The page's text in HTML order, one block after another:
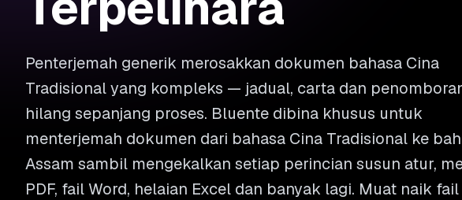
Penterjemah generik merosakkan dokumen bahasa Cina
Tradisional yang kompleks — jadual, carta dan
hilang sepanjang proses. Bluente dibina khusus untuk
menterjemah dokumen dari bahasa Cina Tradisional ke
Assam sambil mengekalkan setiap perincian susun atur,
PDF, fail Word, helaian Excel dan banyak lagi. Muat naik